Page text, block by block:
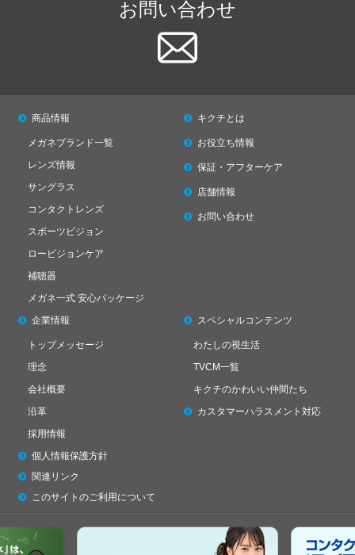
お問い合わせ
商品情報
メガネブランド一覧
レンズ情報
サングラス
コンタクトレンズ
スポーツビジョン
ロービジョンケア
補聴器
メガネ一式 安心パッケージ
キクチとは
お役立ち情報
保証・アフターケア
店舗情報
お問い合わせ
企業情報
トップメッセージ
理念
会社概要
沿革
採用情報
個人情報保護方針
関連リンク
このサイトのご利用について
スペシャルコンテンツ
わたしの視生活
TVCM一覧
キクチのかわいい仲間たち
カスタマーハラスメント対応